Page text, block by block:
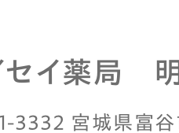
セイ薬局
3332 宮城県富